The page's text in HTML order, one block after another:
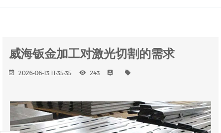
威海钣金加工对激光切割的需求
2026-06-13 11:35:35 243